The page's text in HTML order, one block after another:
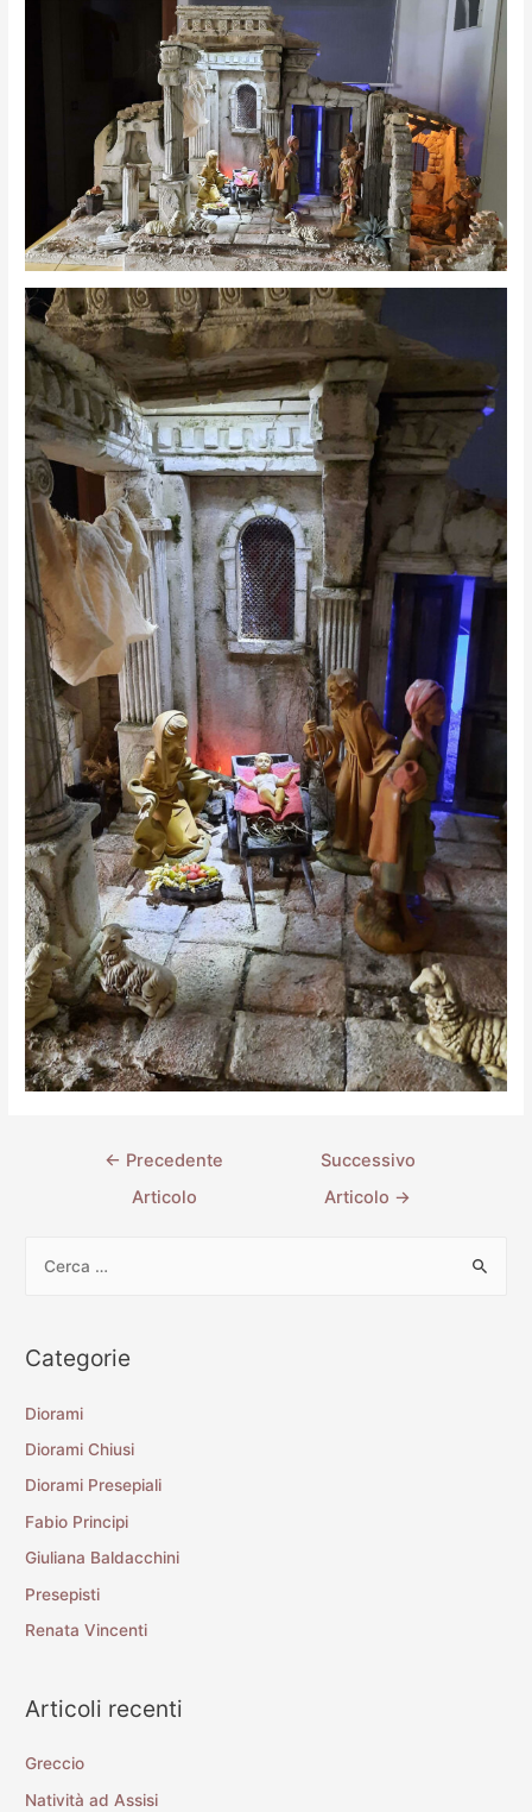
← Precedente
Articolo
Successivo
Articolo →
Categorie
Diorami
Diorami Chiusi
Diorami Presepiali
Fabio Principi
Giuliana Baldacchini
Presepisti
Renata Vincenti
Articoli recenti
Greccio
Natività ad Assisi